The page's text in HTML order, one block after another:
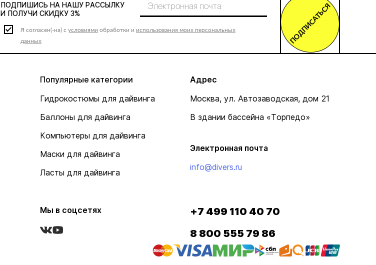
ПОДПИШИСЬ НА НАШУ РАССЫЛКУ
И ПОЛУЧИ СКИДКУ 3%
Я согласен(-на) с условиями обработки и использования моих персональных
данных
ПОДПИСАТЬСЯ
Популярные категории
Гидрокостюмы для дайвинга
Баллоны для дайвинга
Компьютеры для дайвинга
Маски для дайвинга
Ласты для дайвинга
Адрес
Москва, ул. Автозаводская, дом 21
В здании бассейна «Торпедо»
Электронная почта
info@divers.ru
Мы в соцсетях
+7 499 110 40 70
8 800 555 79 86